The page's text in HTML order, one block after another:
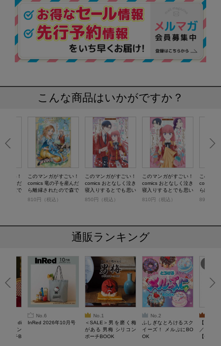
こんな商品はいかがですか？
ごい！
を産んだ
ので森で
このマンガがすごい！
comics 竜の子を産んだ
ら離縁されたので森で
隠居することにしまし
810円（税込）
このマンガがすごい！
comics おとなしく泣き
寝入りするとでも思い
ましたか？ 2
850円（税込）
このマンガがすごい！
comics おとなしく泣き
寝入りするとでも思い
ましたか？
810円（税込）
このマ
comics
ら離縁
隠居す
890円（
通販ランキング
di
ティン
ポーチB
No.6
InRed 2026年10月号
No.1
＜SALE＞男を磨く梅
がある 男梅 シリコン
ポーチBOOK
No.2
ふしぎなとろけるスク
イーズ！ メルぷにBO
OK
【
／Lサイ
【一般